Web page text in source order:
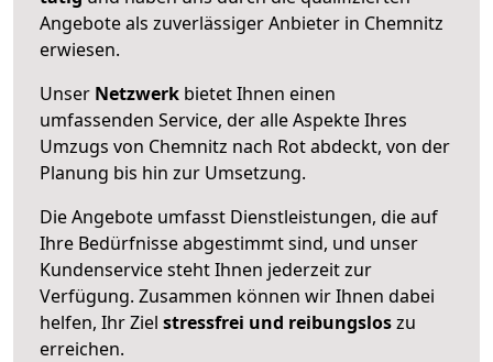
Angebote als zuverlässiger Anbieter in Chemnitz
erwiesen.
Unser Netzwerk bietet Ihnen einen
umfassenden Service, der alle Aspekte Ihres
Umzugs von Chemnitz nach Rot abdeckt, von der
Planung bis hin zur Umsetzung.
Die Angebote umfasst Dienstleistungen, die auf
Ihre Bedürfnisse abgestimmt sind, und unser
Kundenservice steht Ihnen jederzeit zur
Verfügung. Zusammen können wir Ihnen dabei
helfen, Ihr Ziel stressfrei und reibungsloszu
erreichen.